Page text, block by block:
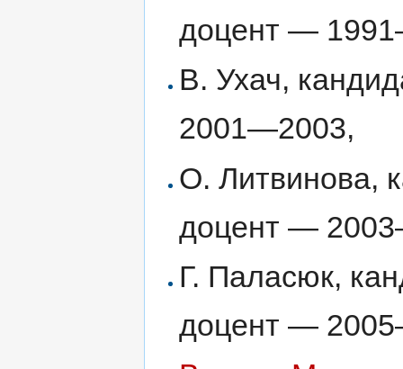
доцент —
В. Ухач,
2001—2003,
О. Литвинова,
доцент —
Г. Паласюк,
доцент —